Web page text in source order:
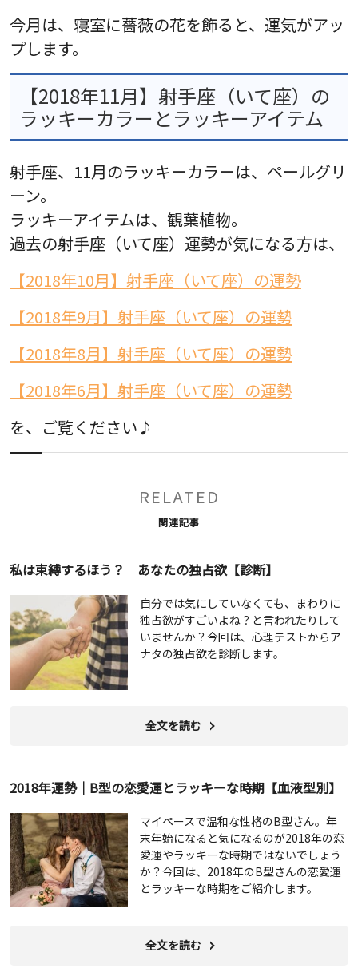
今月は、寝室に薔薇の花を飾ると、運気がアッ
プします。
【2018年11月】射手座（いて座）の
ラッキーカラーとラッキーアイテム
射手座、11月のラッキーカラーは、ペールグリ
ーン。
ラッキーアイテムは、観葉植物。
過去の射手座（いて座）運勢が気になる方は、
【2018年10月】射手座（いて座）の運勢
【2018年9月】射手座（いて座）の運勢
【2018年8月】射手座（いて座）の運勢
【2018年6月】射手座（いて座）の運勢
を、ご覧ください♪
RELATED
関連記事
私は束縛するほう？ あなたの独占欲【診断】
自分では気にしていなくても、まわりに
独占欲がすごいよね？と言われたりして
いませんか？今回は、心理テストからア
ナタの独占欲を診断します。
全文を読む
2018年運勢｜B型の恋愛運とラッキーな時期【血液型別】
マイペースで温和な性格のB型さん。年
末年始になると気になるのが2018年の恋
愛運やラッキーな時期ではないでしょう
か？今回は、2018年のB型さんの恋愛運
とラッキーな時期をご紹介します。
全文を読む